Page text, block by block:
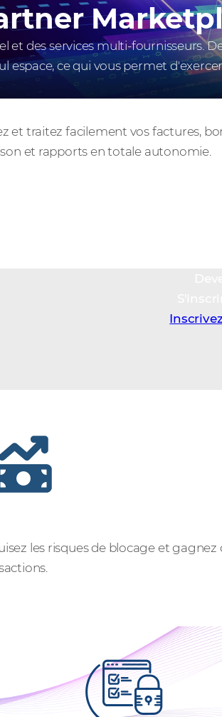
des services multi-fournisseurs.
espace, ce qui vous permet
et traitez facilement vos factures,
et rapports en totale autonomie.
les risques de blocage et